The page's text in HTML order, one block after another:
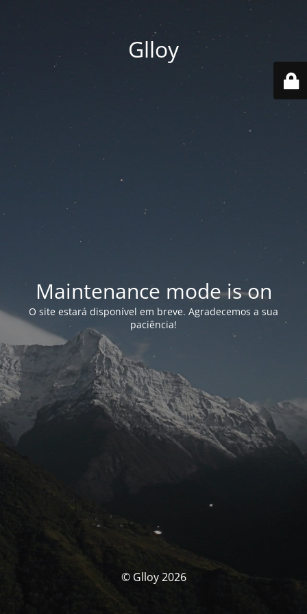
Glloy
Maintenance mode is on
O site estará disponível em breve. Agradecemos a sua
paciência!
© Glloy 2026